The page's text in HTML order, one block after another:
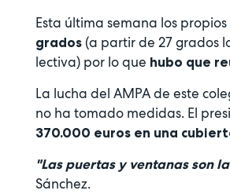
Esta última semana los
grados (a partir de 27 grados
lectiva) por lo que hubo que
La lucha del AMPA de este
no ha tomado medidas. El
370.000 euros en una
"Las puertas y ventanas son
Sánchez.